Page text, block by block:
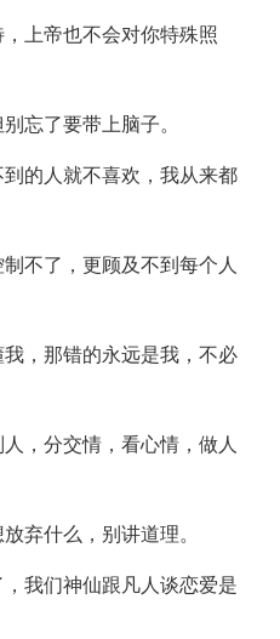
上帝也不会对你特殊照
忘了要带上脑子。
的人就不喜欢，我从来都
不了，更顾及不到每个人
，那错的永远是我，不必
，分交情，看心情，做人
弃什么，别讲道理。
我们神仙跟凡人谈恋爱是